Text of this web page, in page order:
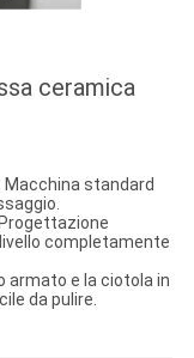
ceramica
Macchina standard
completamente
armato e la ciotola in
da pulire.